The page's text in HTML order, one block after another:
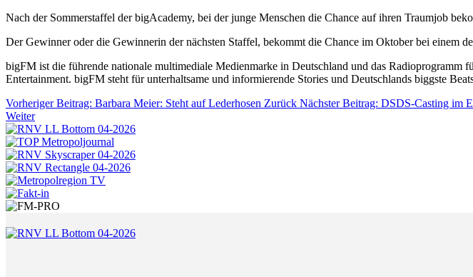
Nach der Sommerstaffel der bigAcademy, bei der junge Menschen die Chance auf ihren Traumjob
Der Gewinner oder die Gewinnerin der nächsten Staffel, bekommt die Chance im Oktober bei einem
bigFM ist die führende nationale multimediale Medienmarke in Deutschland und das
Entertainment. bigFM steht für unterhaltsame und informierende Stories und Deutschlands biggste
Vorheriger Beitrag: Barbara Meier: Steht auf Lederhosen Zurück Nächster Beitrag: DSDS-Casting im
Weiter